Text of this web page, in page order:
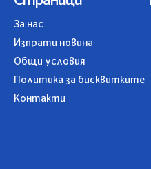
За нас
Изпрати новина
Общи условия
Политика за бисквитките
Контакти